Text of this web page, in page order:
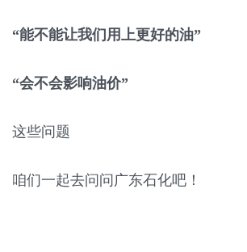
“能不能让我们用上更好的油”
“会不会影响油价”
这些问题
咱们一起去问问广东石化吧！